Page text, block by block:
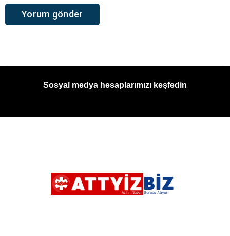
Sosyal medya hesaplarımızı keşfedin